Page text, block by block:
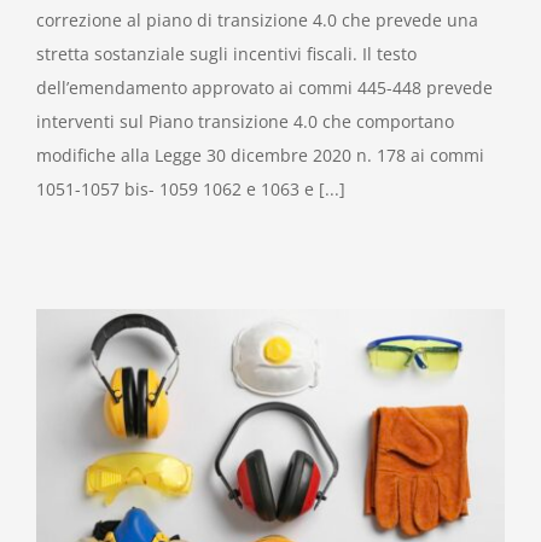
correzione al piano di transizione 4.0 che prevede una
stretta sostanziale sugli incentivi fiscali. Il testo
dell’emendamento approvato ai commi 445-448 prevede
interventi sul Piano transizione 4.0 che comportano
modifiche alla Legge 30 dicembre 2020 n. 178 ai commi
1051-1057 bis- 1059 1062 e 1063 e [...]